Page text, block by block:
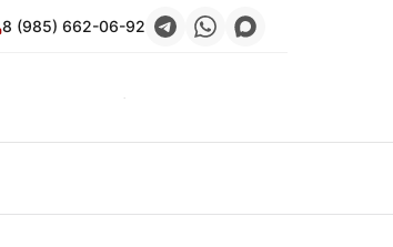
8 (985) 662-06-92